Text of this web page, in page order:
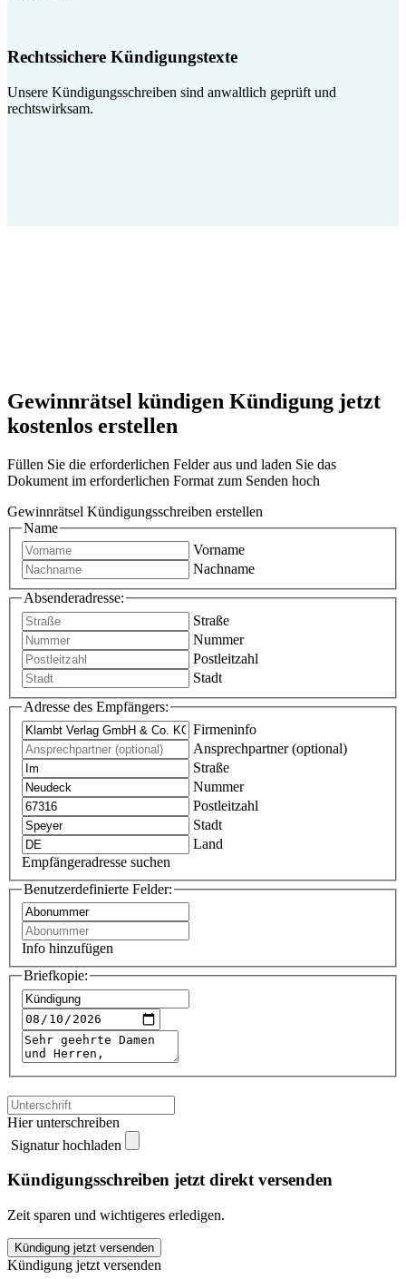
Rechtssichere Kündigungstexte
Unsere Kündigungsschreiben sind anwaltlich geprüft und
rechtswirksam.
Gewinnrätsel kündigen Kündigung jetzt
kostenlos erstellen
Füllen Sie die erforderlichen Felder aus und laden Sie das
Dokument im erforderlichen Format zum Senden hoch
Gewinnrätsel Kündigungsschreiben erstellen
Name
Vorname
Nachname
Absenderadresse:
Straße
Nummer
Postleitzahl
Stadt
Adresse des Empfängers:
Firmeninfo
Ansprechpartner (optional)
Straße
Nummer
Postleitzahl
Stadt
Land
Empfängeradresse suchen
Benutzerdefinierte Felder:
Info hinzufügen
Briefkopie:
Hier unterschreiben
Signatur hochladen
Kündigungsschreiben jetzt direkt versenden
Zeit sparen und wichtigeres erledigen.
Gewinnrätsel
kündigen
Kündigung jetzt versenden
Kündigung jetzt versenden